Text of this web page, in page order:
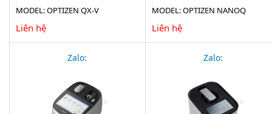
MODEL: OPTIZEN QX-V
Liên hệ
NANOQ
MODEL: OPTIZEN NANOQ
Liên hệ
Zalo: Zalo: